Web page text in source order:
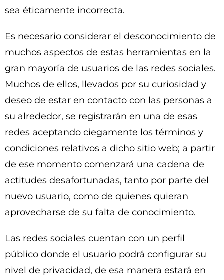
sea éticamente incorrecta.
Es necesario considerar el desconocimiento de
muchos aspectos de estas herramientas en la
gran mayoría de usuarios de las redes sociales.
Muchos de ellos, llevados por su curiosidad y
deseo de estar en contacto con las personas a
su alrededor, se registrarán en una de esas
redes aceptando ciegamente los términos y
condiciones relativos a dicho sitio web; a partir
de ese momento comenzará una cadena de
actitudes desafortunadas, tanto por parte del
nuevo usuario, como de quienes quieran
aprovecharse de su falta de conocimiento.
Las redes sociales cuentan con un perfil
público donde el usuario podrá configurar su
nivel de privacidad, de esa manera estará en